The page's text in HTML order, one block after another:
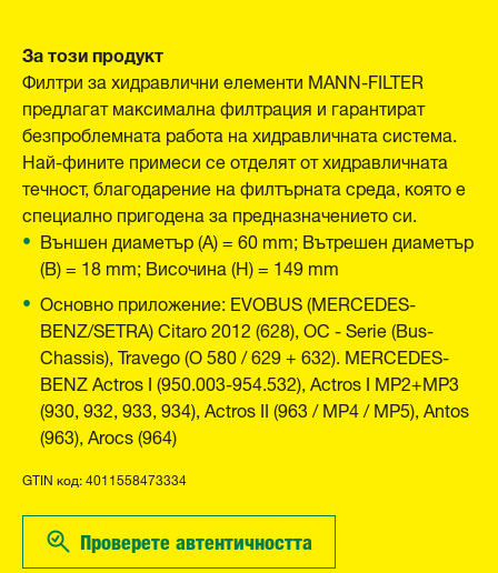
За този продукт
Филтри за хидравлични елементи MANN-FILTER
предлагат максимална филтрация и гарантират
безпроблемната работа на хидравличната система.
Най-фините примеси се отделят от хидравличната
течност, благодарение на филтърната среда, която е
специално пригодена за предназначението си.
Външен диаметър (A) = 60 mm; Вътрешен диаметър
(B) = 18 mm; Височина (H) = 149 mm
Основно приложение: EVOBUS (MERCEDES-
BENZ/SETRA) Citaro 2012 (628), OC - Serie (Bus-
Chassis), Travego (O 580 / 629 + 632). MERCEDES-
BENZ Actros I (950.003-954.532), Actros I MP2+MP3
(930, 932, 933, 934), Actros II (963 / MP4 / MP5), Antos
(963), Arocs (964)
GTIN код: 4011558473334
Проверете автентичността